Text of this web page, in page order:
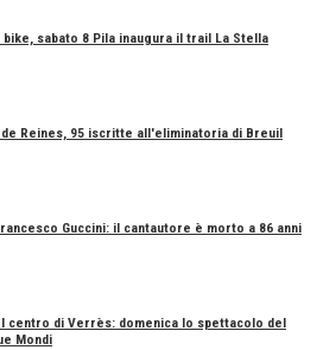
bike, sabato 8 Pila inaugura il trail La Stella
Reines, 95 iscritte all'eliminatoria di Breuil
Guccini: il cantautore è morto a 86 anni
centro di Verrès: domenica lo spettacolo del
Mondi